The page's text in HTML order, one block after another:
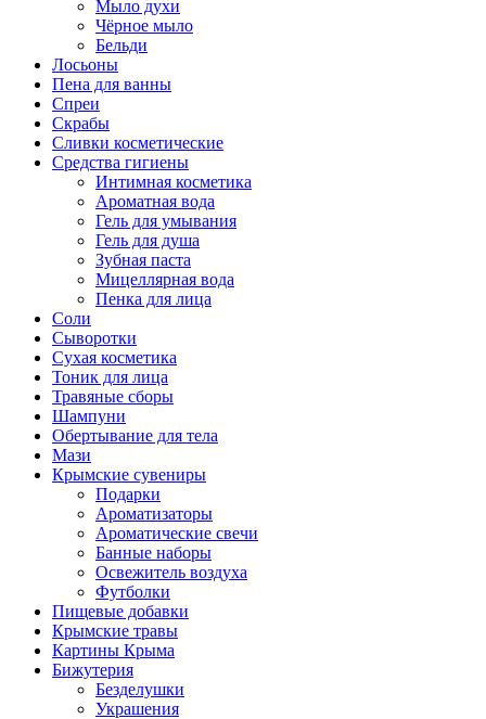
Мыло духи
Чёрное мыло
Бельди
Лосьоны
Пена для ванны
Спреи
Скрабы
Сливки косметические
Средства гигиены
Интимная косметика
Ароматная вода
Гель для умывания
Гель для душа
Зубная паста
Мицеллярная вода
Пенка для лица
Соли
Сыворотки
Сухая косметика
Тоник для лица
Травяные сборы
Шампуни
Обертывание для тела
Мази
Крымские сувениры
Подарки
Ароматизаторы
Ароматические свечи
Банные наборы
Освежитель воздуха
Футболки
Пищевые добавки
Крымские травы
Картины Крыма
Бижутерия
Безделушки
Украшения